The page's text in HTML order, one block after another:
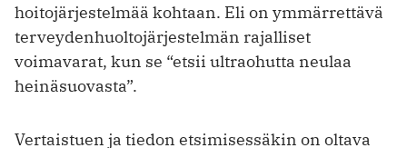
hoitojärjestelmää kohtaan. Eli on ymmärrettävä
terveydenhuoltojärjestelmän rajalliset
voimavarat, kun se “etsii ultraohutta neulaa
heinäsuovasta”.
Vertaistuen ja tiedon etsimisessäkin on oltava